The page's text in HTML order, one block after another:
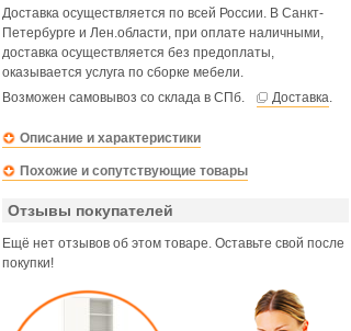
Доставка осуществляется по всей России. В Санкт-
Петербурге и Лен.области, при оплате наличными,
доставка осуществляется без предоплаты,
оказывается услуга по сборке мебели.
Возможен самовывоз со склада в СПб.
Доставка.
Описание и характеристики
Похожие и сопутствующие товары
Отзывы покупателей
Ещё нет отзывов об этом товаре. Оставьте свой после
покупки!